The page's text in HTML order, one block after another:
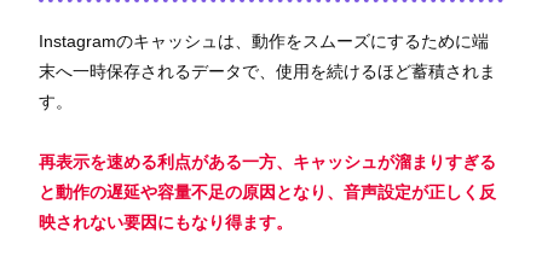
Instagramのキャッシュは、動作をスムーズにするために端
末へ一時保存されるデータで、使用を続けるほど蓄積されま
す。
再表示を速める利点がある一方、キャッシュが溜まりすぎる
と動作の遅延や容量不足の原因となり、音声設定が正しく反
映されない要因にもなり得ます。